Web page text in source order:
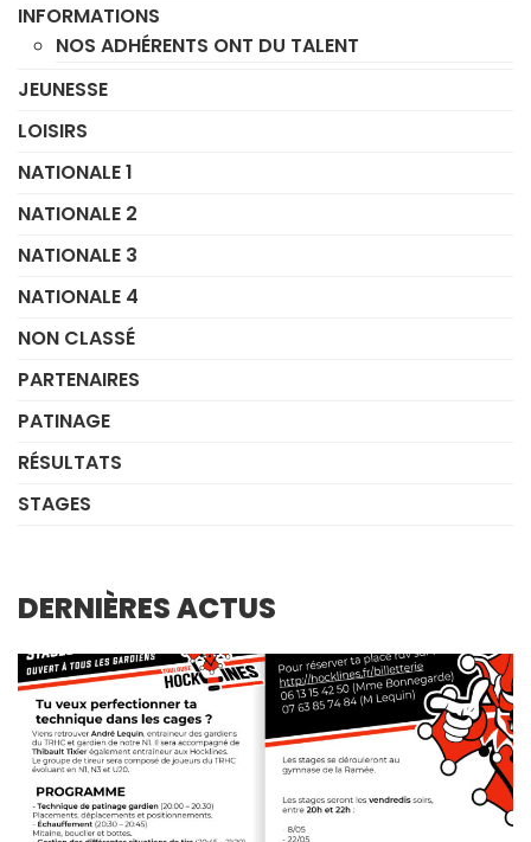
INFORMATIONS
NOS ADHÉRENTS ONT DU TALENT
JEUNESSE
LOISIRS
NATIONALE 1
NATIONALE 2
NATIONALE 3
NATIONALE 4
NON CLASSÉ
PARTENAIRES
PATINAGE
RÉSULTATS
STAGES
DERNIÈRES ACTUS